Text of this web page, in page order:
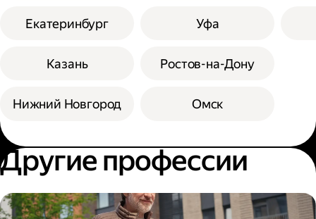
Екатеринбург
Казань
Нижний Новгород
Уфа
Ростов-на-Дону
Омск
Другие профессии